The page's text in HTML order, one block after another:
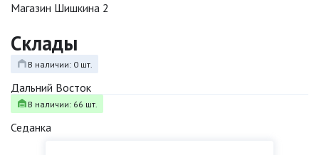
Магазин Шишкина 2
Склады
В наличии: 0 шт.
Дальний Восток
В наличии: 66 шт.
Седанка